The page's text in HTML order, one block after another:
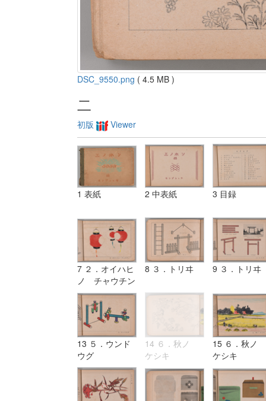
DSC_9550.png ( 4.5 MB )
二
初版 Viewer
1 表紙 2 中表紙 3 目録
7 ２．オイハヒ
ノ チャウチン
8 ３．トリヰ 9 ３．トリヰ
13 ５．ウンド
ウグ
14 ６．秋ノ
ケシキ
15 ６．秋ノ
ケシキ